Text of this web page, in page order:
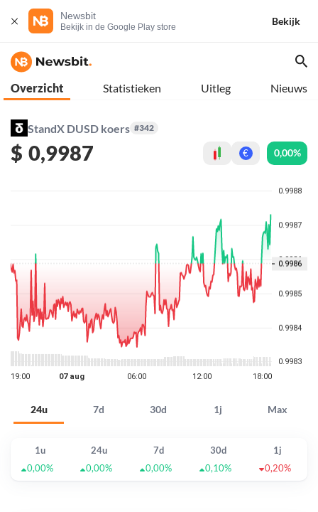
Newsbit
Bekijk in de Google Play store
Bekijk
Overzicht Statistieken Uitleg Nieuws
StandX DUSD koers #342
$ 0,9987 € 0,00%
24u 7d 30d 1j Max
1u 24u 7d 30d
1j
0,00%
0,00% 0,00% 0,10% 0,20%